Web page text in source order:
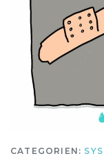
CATEGORIEN: